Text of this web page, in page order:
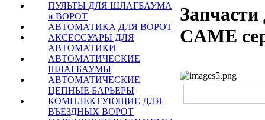
ПУЛЬТЫ ДЛЯ ШЛАГБАУМА
и ВОРОТ
АВТОМАТИКА ДЛЯ ВОРОТ
АКСЕССУАРЫ ДЛЯ
АВТОМАТИКИ
АВТОМАТИЧЕСКИЕ
ШЛАГБАУМЫ
АВТОМАТИЧЕСКИЕ
ЦЕПНЫЕ БАРЬЕРЫ
КОМПЛЕКТУЮЩИЕ ДЛЯ
ВЪЕЗДНЫХ ВОРОТ
CAME